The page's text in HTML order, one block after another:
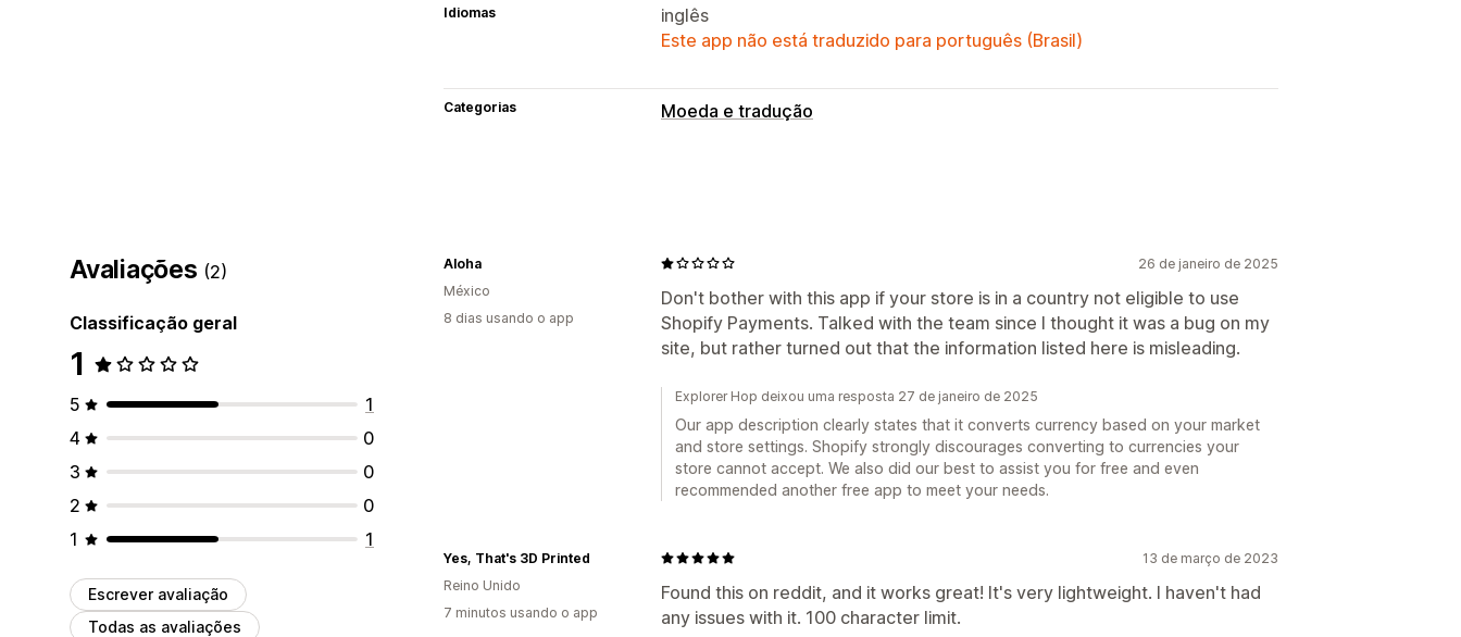
Idiomas
inglês
Este app não está traduzido para português (Brasil)
Categorias Moeda e tradução
Avaliações (2)
Classificação geral
1
5
1
4
0
3
0
2
0
1
1
Escrever avaliação
Todas as avaliações
26 de janeiro de 2025
Don't bother with this app if your store is in a country not eligible to use
Shopify Payments. Talked with the team since I thought it was a bug on my
site, but rather turned out that the information listed here is misleading.
Aloha
México
8 dias usando o app
Explorer Hop deixou uma resposta 27 de janeiro de 2025
Our app description clearly states that it converts currency based on your market
and store settings. Shopify strongly discourages converting to currencies your
store cannot accept. We also did our best to assist you for free and even
recommended another free app to meet your needs.
13 de março de 2023
Found this on reddit, and it works great! It's very lightweight. I haven't had
any issues with it. 100 character limit.
Yes, That's 3D Printed
Reino Unido
7 minutos usando o app